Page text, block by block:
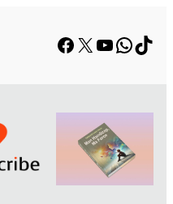
Facebook
X YouTube